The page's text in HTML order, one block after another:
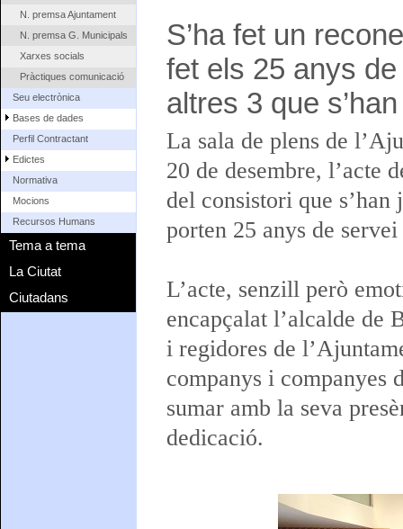
N. premsa Ajuntament
N. premsa G. Municipals
Xarxes socials
Pràctiques comunicació
Seu electrònica
Bases de dades
Perfil Contractant
Edictes
Normativa
Mocions
Recursos Humans
Tema a tema
La Ciutat
Ciutadans
S’ha fet un
fet els 25 anys
altres 3 que
La sala de plens de
20 de desembre, l’acte
del consistori que
porten 25 anys de
L’acte, senzill però
encapçalat l’alcalde de
i regidores de
companys i companyes
sumar amb la seva
dedicació.